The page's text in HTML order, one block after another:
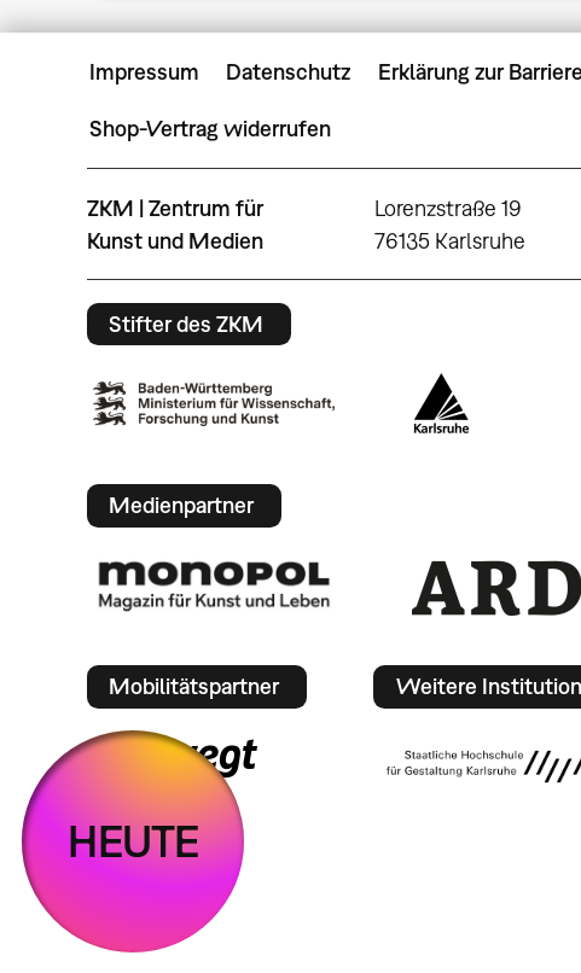
Impressum Datenschutz Erklärung zur
Shop-Vertrag widerrufen
ZKM | Zentrum für
Kunst und Medien
Lorenzstraße 19
76135 Karlsruhe
Stifter des ZKM
Medienpartner
Mobilitätspartner Weitere
HEUTE